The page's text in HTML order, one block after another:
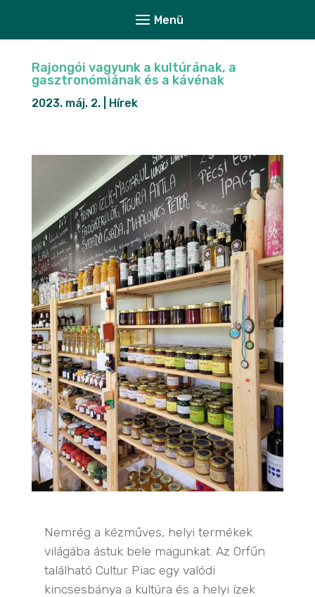
Rajongói vagyunk a kultúrának, a
gasztronómiának és a kávénak
2023. máj. 2.| Hírek
Nemrég a kézműves, helyi termékek
világába ástuk bele magunkat. Az Orfűn
található Cultur Piac egy valódi
kincsesbánya a kultúra és a helyi ízek